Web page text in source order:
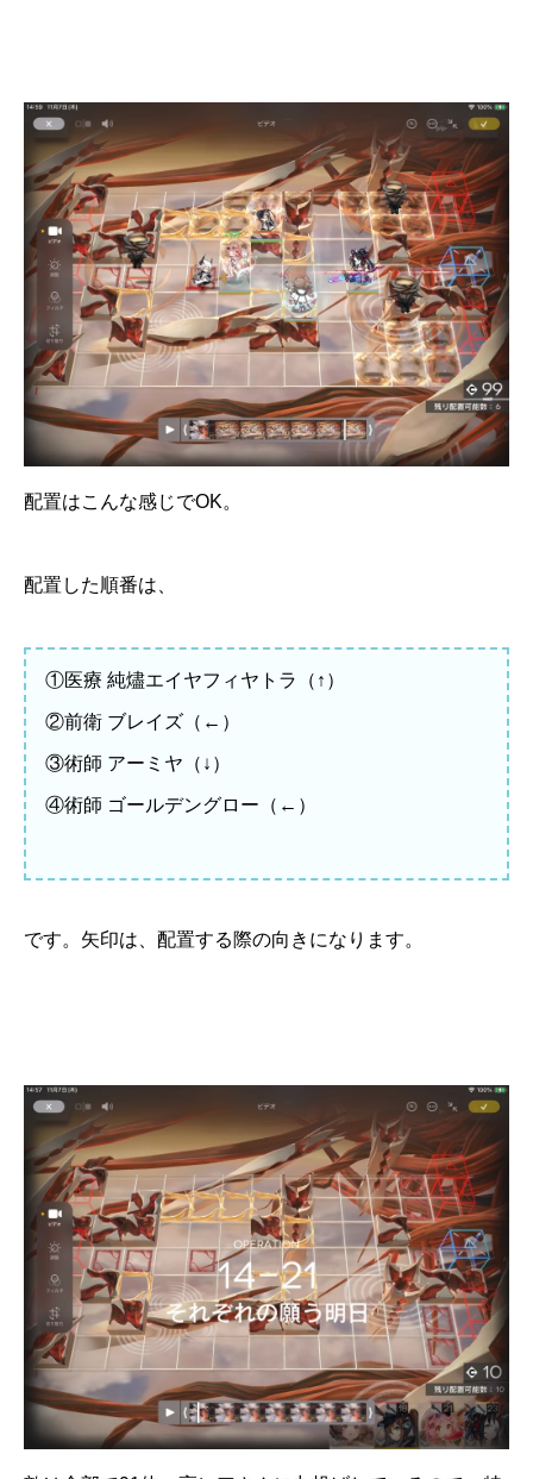
配置はこんな感じでOK。
配置した順番は、
①医療 純燼エイヤフィヤトラ（↑）
②前衛 ブレイズ（←）
③術師 アーミヤ（↓）
④術師 ゴールデングロー（←）
です。矢印は、配置する際の向きになります。